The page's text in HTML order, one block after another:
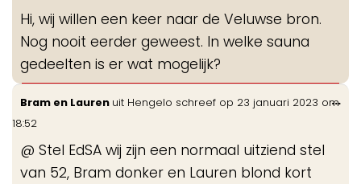
Hi, wij willen een keer naar de Veluwse bron.
Nog nooit eerder geweest. In welke sauna
gedeelten is er wat mogelijk?
Bram en Lauren uit Hengelo schreef op 23 januari 2023 om
18:52
@ Stel EdSA wij zijn een normaal uitziend stel
van 52, Bram donker en Lauren blond kort
...